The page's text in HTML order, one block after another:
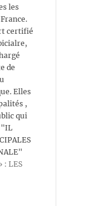
les
certifié
de
Elles
,
qui
"IL
: LES